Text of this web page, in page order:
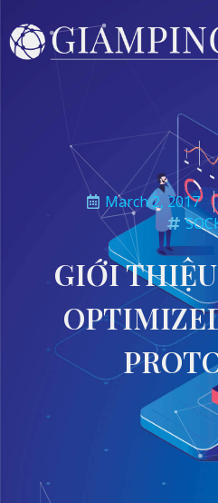
March 2, 2017
GIỚI